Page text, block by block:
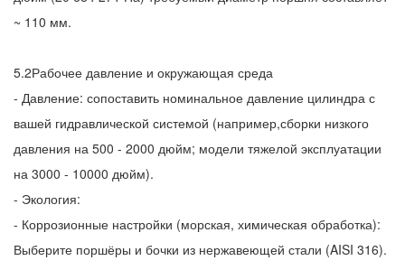
~ 110 мм.
5.2Рабочее давление и окружающая среда
- Давление: сопоставить номинальное давление цилиндра с
вашей гидравлической системой (например,сборки низкого
давления на 500 - 2000 дюйм; модели тяжелой эксплуатации
на 3000 - 10000 дюйм).
- Экология:
- Коррозионные настройки (морская, химическая обработка):
Выберите поршёры и бочки из нержавеющей стали (AISI 316).